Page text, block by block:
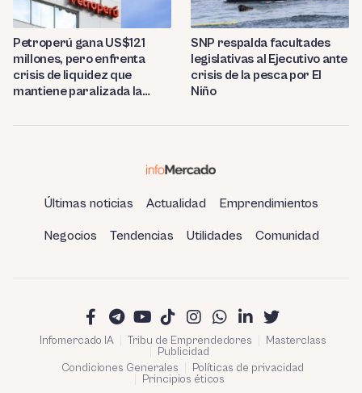
Petroperú gana US$121
millones, pero enfrenta
crisis de liquidez que
mantiene paralizada la
SNP respalda facultades
legislativas al Ejecutivo ante
crisis de la pesca por El
Niño
Últimas noticias Actualidad Emprendimientos
Negocios Tendencias Utilidades Comunidad
Infomercado IA Tribu de Emprendedores
Masterclass
Publicidad
Condiciones Generales
Políticas de privacidad
Principios éticos